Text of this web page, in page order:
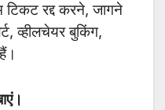
रद्द करने, जागने
व्हीलचेयर बुकिंग,